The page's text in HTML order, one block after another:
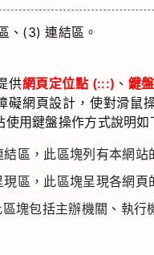
、(3) 連結區。
供網頁定位點 (:::) 、 鍵
礙網頁設計，使對滑鼠
用鍵盤操作方式說明如
區，此區塊列有本網站
區，此區塊呈現各網頁
區塊包括主辦機關、執